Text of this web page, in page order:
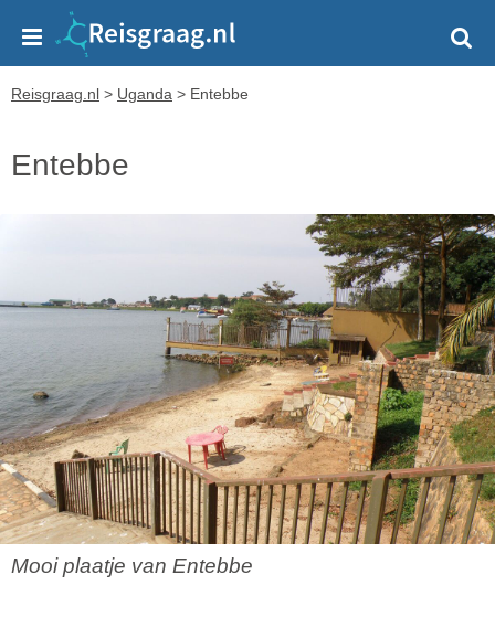
Reisgraag.nl > Uganda > Entebbe
Entebbe
Mooi plaatje van Entebbe